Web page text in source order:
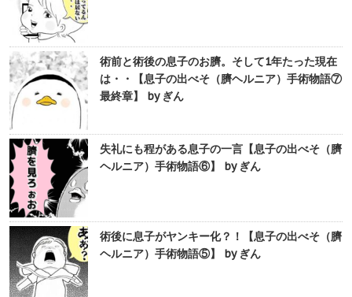
術前と術後の息子のお臍。そして1年たった現在
は・・【息子の出べそ（臍ヘルニア）手術物語⑦
最終章】 by ぎん
失礼にも程がある息子の一言【息子の出べそ（臍
ヘルニア）手術物語⑥】 by ぎん
術後に息子がヤンキー化？！【息子の出べそ（臍
ヘルニア）手術物語⑤】 by ぎん